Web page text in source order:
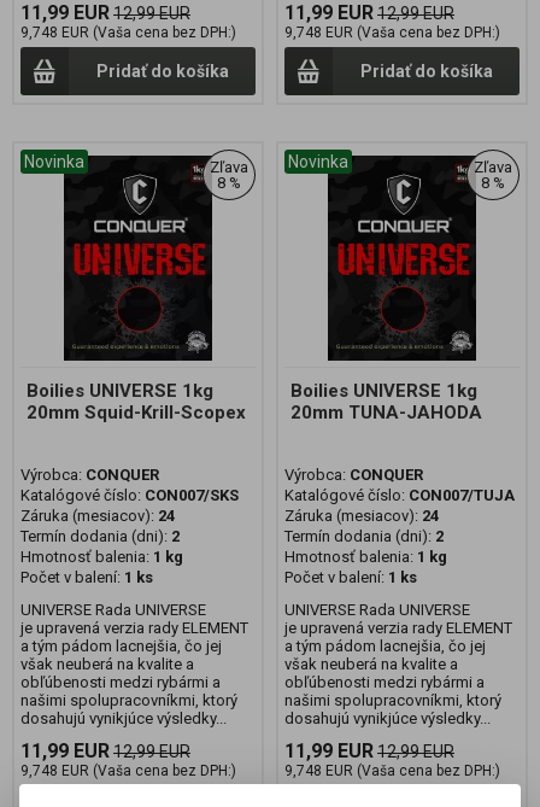
11,99 EUR12,99 EUR
9,748 EUR (Vaša cena bez DPH:)
Pridať do košíka
11,99 EUR12,99 EUR
9,748 EUR (Vaša cena bez DPH:)
Pridať do košíka
Novinka
Zľava
8 %
Boilies UNIVERSE 1kg
20mm Squid-Krill-Scopex
Výrobca: CONQUER
Katalógové číslo: CON007/SKS
Záruka (mesiacov): 24
Termín dodania (dni): 2
Hmotnosť balenia: 1 kg
Počet v balení: 1 ks
UNIVERSE Rada UNIVERSE
je upravená verzia rady ELEMENT
a tým pádom lacnejšia, čo jej
však neuberá na kvalite a
obľúbenosti medzi rybármi a
našimi spolupracovníkmi, ktorý
dosahujú vynikjúce výsledky...
11,99 EUR12,99 EUR
9,748 EUR (Vaša cena bez DPH:)
Novinka
Zľava
8 %
Boilies UNIVERSE 1kg
20mm TUNA-JAHODA
Výrobca: CONQUER
Katalógové číslo: CON007/TUJA
Záruka (mesiacov): 24
Termín dodania (dni): 2
Hmotnosť balenia: 1 kg
Počet v balení: 1 ks
UNIVERSE Rada UNIVERSE
je upravená verzia rady ELEMENT
a tým pádom lacnejšia, čo jej
však neuberá na kvalite a
obľúbenosti medzi rybármi a
našimi spolupracovníkmi, ktorý
dosahujú vynikjúce výsledky...
11,99 EUR12,99 EUR
9,748 EUR (Vaša cena bez DPH:)